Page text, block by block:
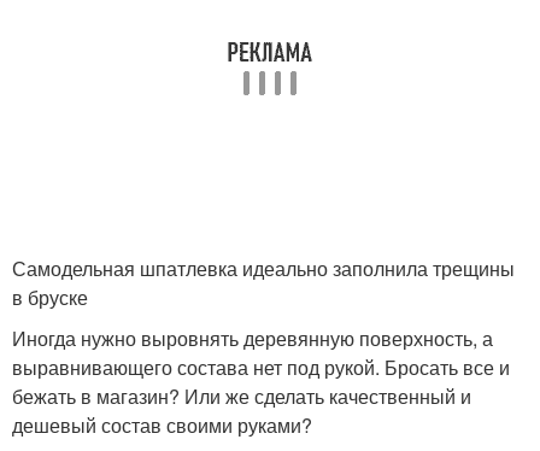
Самодельная шпатлевка идеально заполнила трещины
в бруске
Иногда нужно выровнять деревянную поверхность, а
выравнивающего состава нет под рукой. Бросать все и
бежать в магазин? Или же сделать качественный и
дешевый состав своими руками?